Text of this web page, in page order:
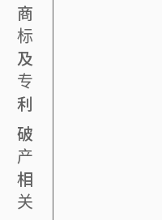
商
标
及
专
利
破
产
相
关